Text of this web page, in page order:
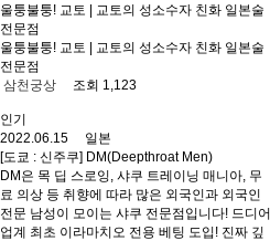
울퉁불퉁! 교토 | 교토의 성소수자 친화 일본술
전문점
울퉁불퉁! 교토 | 교토의 성소수자 친화 일본술
전문점
삼천궁상
조회 1,123
인기
2022.06.15 일본
[도쿄 : 신주쿠] DM(Deepthroat Men)
DM은 목 딥 스로잉, 샤쿠 트레이닝 매니아, 무
료 의상 등 취향에 따라 많은 외국인과 외국인
전문 남성이 모이는 샤쿠 전문점입니다! 드디어
업계 최초 이라마치오 전용 베팅 도입! 진짜 깊